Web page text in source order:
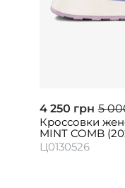
4 250 грн 5
Кроссовки
MINT COMB
Ц0130526